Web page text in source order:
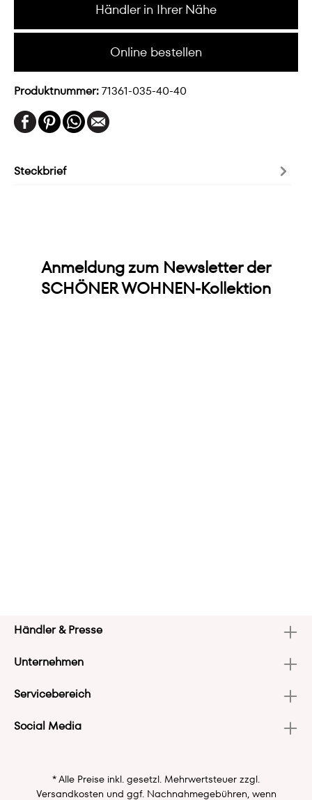
Händler in Ihrer Nähe
Online bestellen
Produktnummer:71361-035-40-40
Steckbrief
Anmeldung zum Newsletter der
SCHÖNER WOHNEN-Kollektion
Händler & Presse
Unternehmen
Servicebereich
Social Media
* Alle Preise inkl. gesetzl. Mehrwertsteuer zzgl.
Versandkosten und ggf. Nachnahmegebühren, wenn